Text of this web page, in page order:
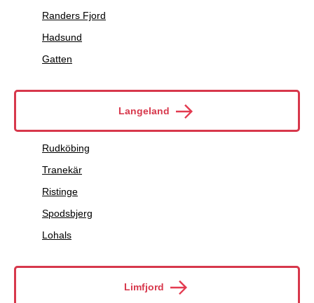
Randers Fjord
Hadsund
Gatten
Langeland
Rudköbing
Tranekär
Ristinge
Spodsbjerg
Lohals
Limfjord